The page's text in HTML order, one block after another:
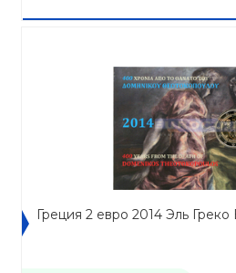
Греция 2 евро 2014 Эль Греко